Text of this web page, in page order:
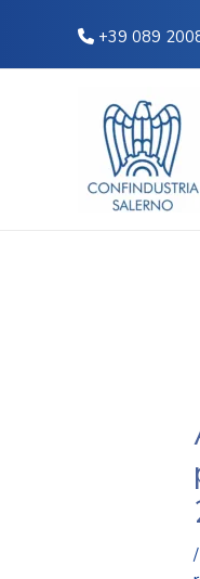
contenuto
+39 089
/
articoli